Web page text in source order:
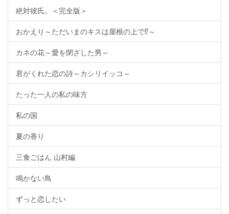
絶対彼氏。＜完全版＞
おかえり～ただいまのキスは屋根の上で⁉～
カネの花～愛を閉ざした男～
君がくれた恋の詩～カシリイッコ～
たった一人の私の味方
私の国
夏の香り
三食ごはん 山村編
鳴かない鳥
ずっと恋したい